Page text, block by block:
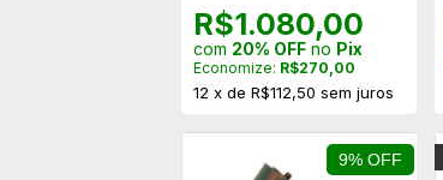
R$1.080,00
com 20% OFF no Pix
Economize: R$270,00
12 x de R$112,50 sem juros
9% OFF